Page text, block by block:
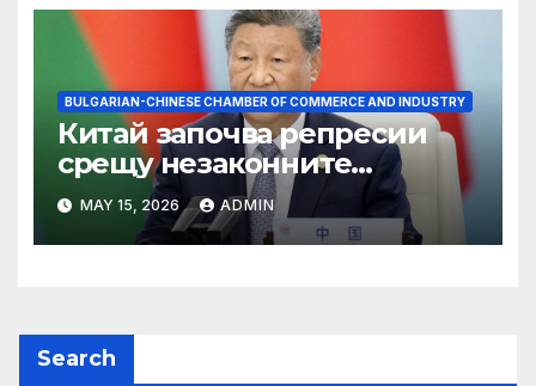
BULGARIAN-CHINESE CHAMBER OF COMMERCE AND INDUSTRY
Китай започва репресии
срещу незаконните
практики в сектора на TCM
MAY 15, 2026 ADMIN
Search